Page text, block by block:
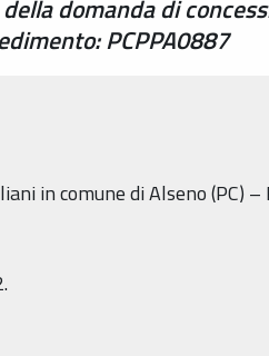
domanda di
PCPPA0887
in comune di Alseno (PC)